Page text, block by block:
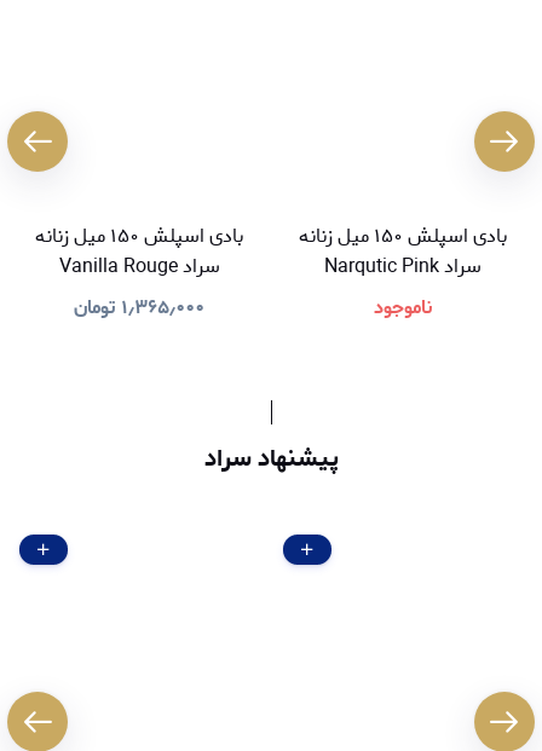
بادی اسپلش ۱۵۰ میل زنانه
سراد Narqutic Pink
ناموجود
بادی اسپلش ۱۵۰ میل زنانه
سراد Vanilla Rouge
۱٫۳۶۵٫۰۰۰ تومان
پیشنهاد سراد